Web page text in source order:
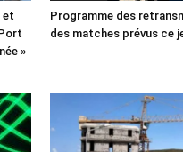
et
»
Programme des
des matches prévus ce